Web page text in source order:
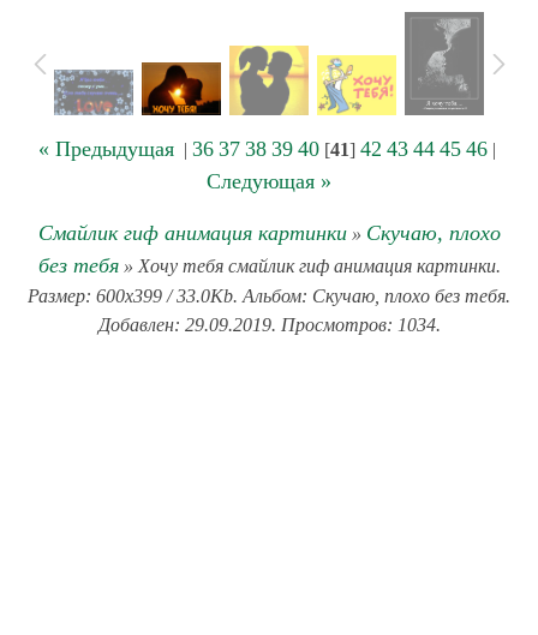
« Предыдущая| 36 37 38 39 40[41] 42 43 44 45 46|
Следующая »
Смайлик гиф анимация картинки» Скучаю, плохо
без тебя» Хочу тебя смайлик гиф анимация картинки.
Размер: 600x399 / 33.0Kb. Альбом: Скучаю, плохо без тебя.
Добавлен: 29.09.2019. Просмотров: 1034.